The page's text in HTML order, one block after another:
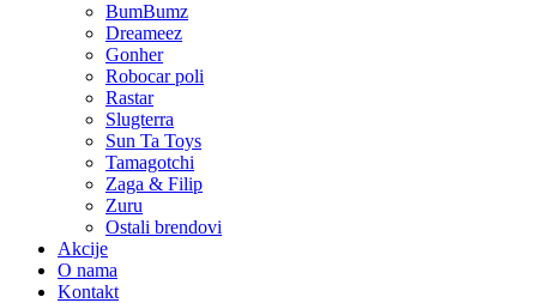
BumBumz
Dreameez
Gonher
Robocar poli
Rastar
Slugterra
Sun Ta Toys
Tamagotchi
Zaga & Filip
Zuru
Ostali brendovi
Akcije
O nama
Kontakt